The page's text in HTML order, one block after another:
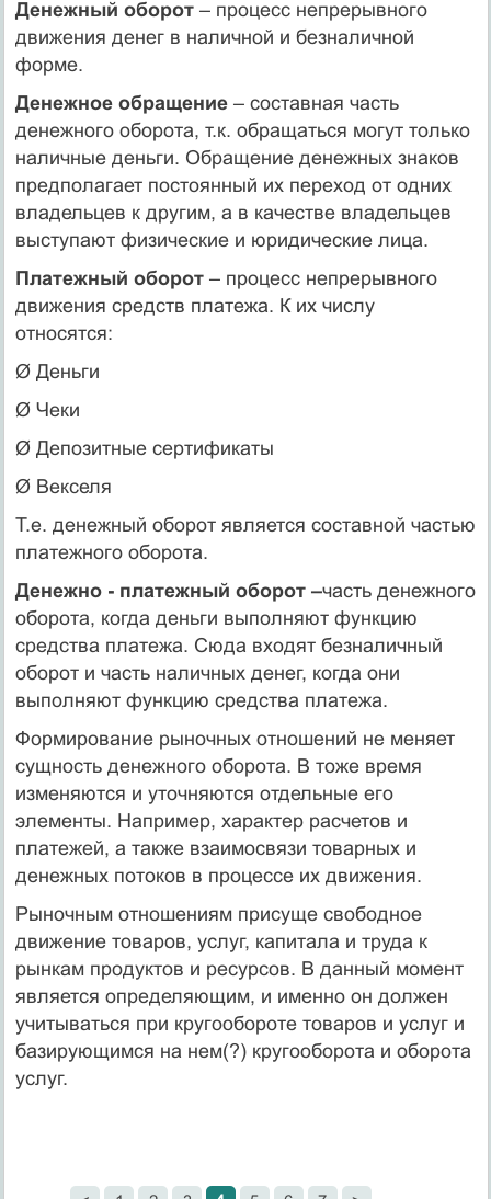
Денежный оборот– процесс непрерывного
движения денег в наличной и безналичной
форме.
Денежное обращение– составная часть
денежного оборота, т.к. обращаться могут только
наличные деньги. Обращение денежных знаков
предполагает постоянный их переход от одних
владельцев к другим, а в качестве владельцев
выступают физические и юридические лица.
Платежный оборот– процесс непрерывного
движения средств платежа. К их числу
относятся:
Ø Деньги
Ø Чеки
Ø Депозитные сертификаты
Ø Векселя
Т.е. денежный оборот является составной частью
платежного оборота.
Денежно - платежный оборот –часть денежного
оборота, когда деньги выполняют функцию
средства платежа. Сюда входят безналичный
оборот и часть наличных денег, когда они
выполняют функцию средства платежа.
Формирование рыночных отношений не меняет
сущность денежного оборота. В тоже время
изменяются и уточняются отдельные его
элементы. Например, характер расчетов и
платежей, а также взаимосвязи товарных и
денежных потоков в процессе их движения.
Рыночным отношениям присуще свободное
движение товаров, услуг, капитала и труда к
рынкам продуктов и ресурсов. В данный момент
является определяющим, и именно он должен
учитываться при кругообороте товаров и услуг и
базирующимся на нем(?) кругооборота и оборота
услуг.